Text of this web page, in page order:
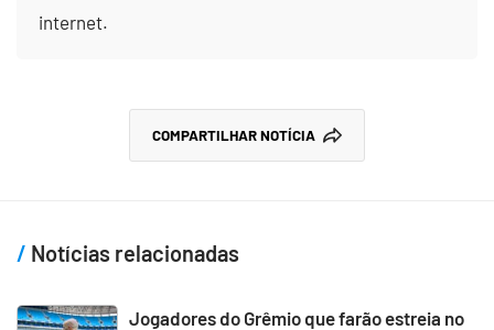
internet.
COMPARTILHAR NOTÍCIA
Notícias relacionadas
Jogadores do Grêmio que farão estreia no